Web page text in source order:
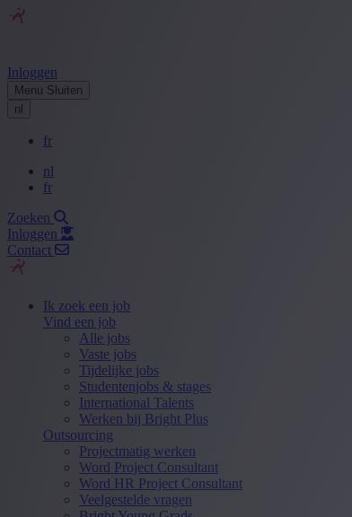
Inloggen
Menu Sluiten
nl
fr
nl
fr
Zoeken
Inloggen
Contact
Ik zoek een job
Vind een job
Alle jobs
Vaste jobs
Tijdelijke jobs
Studentenjobs & stages
International Talents
Werken bij Bright Plus
Outsourcing
Projectmatig werken
Word Project Consultant
Word HR Project Consultant
Veelgestelde vragen